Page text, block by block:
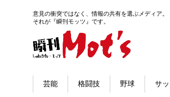
意見の衝突ではなく、情報の共有を選ぶメディア。
それが『瞬刊モッツ』です。
芸能 格闘技 野球 サ